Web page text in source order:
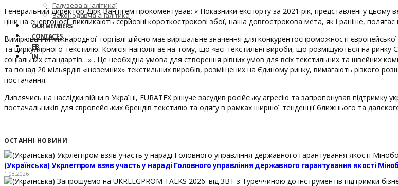
Галузева аналітика[
Законодавча аналітика
OUR MEMBERS
CONTACTS
FB
IN
Генеральний директор Дірк Вантігем прокоментував: « Показники експорту за 2021 рік, представлені у
ціни на енергоносії викликають серйозні короткострокові збої, наша довгострокова мета, як і раніше,
Вимірювання міжнародної торгівлі дійсно має вирішальне значення для конкурентоспроможності
та циркулярного текстилю. Комісія наполягає на тому, що «всі текстильні вироби, що розміщуються на
соціальних стандартів…» . Це необхідна умова для створення рівних умов для всіх текстильних та швейних
та понад 20 мільярдів «іноземних» текстильних виробів, розміщених на Єдиному ринку, вимагають різкого
постачання.
Дивлячись на наслідки війни в Україні, EURATEX рішуче засудив російську агресію та запропонував підтримку
постачальників для європейських брендів текстилю та одягу в рамках ширшої тенденції ближнього та
ОСТАННІ НОВИНИ
(Українська) Укрлегпром взяв участь у нараді Головного управління державного гарантування якості
1.08.2026